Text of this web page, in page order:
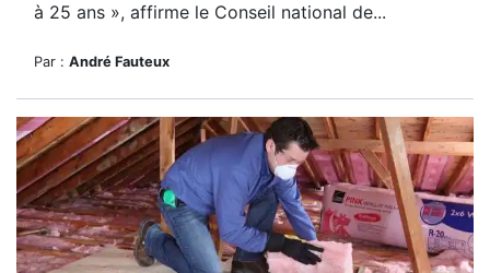
à 25 ans », affirme le Conseil national de...
Par : André Fauteux